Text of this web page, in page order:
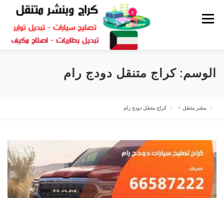
القائمة
كراج تصليح سيارات بنشر الكويت كراج متنقلالوسم:كراج متنقل دودج رام
بنشر متنقل > كراج متنقل دودج رام